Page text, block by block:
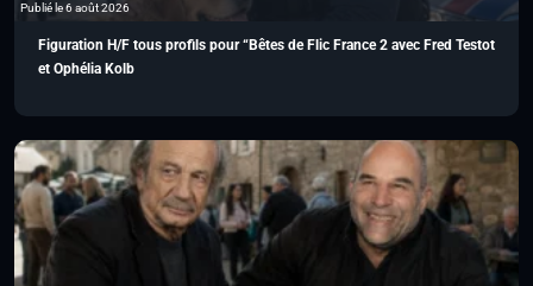
Publié le 6 août 2026
Figuration H/F tous profils pour “Bêtes de Flic France 2 avec Fred Testot
et Ophélia Kolb